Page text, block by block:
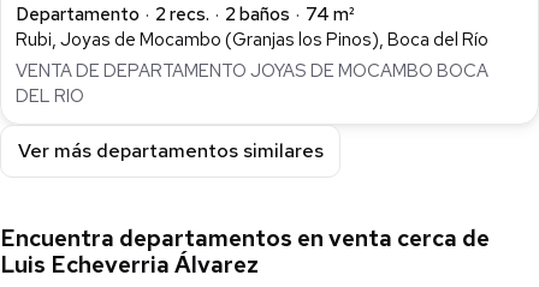
Departamento
2 recs. 2 baños
74 m²
Rubi, Joyas de Mocambo (Granjas los Pinos), Boca del Río
VENTA DE DEPARTAMENTO JOYAS DE MOCAMBO BOCA
DEL RIO
Ver más departamentos similares
Encuentra departamentos en venta cerca de
Luis Echeverria Álvarez